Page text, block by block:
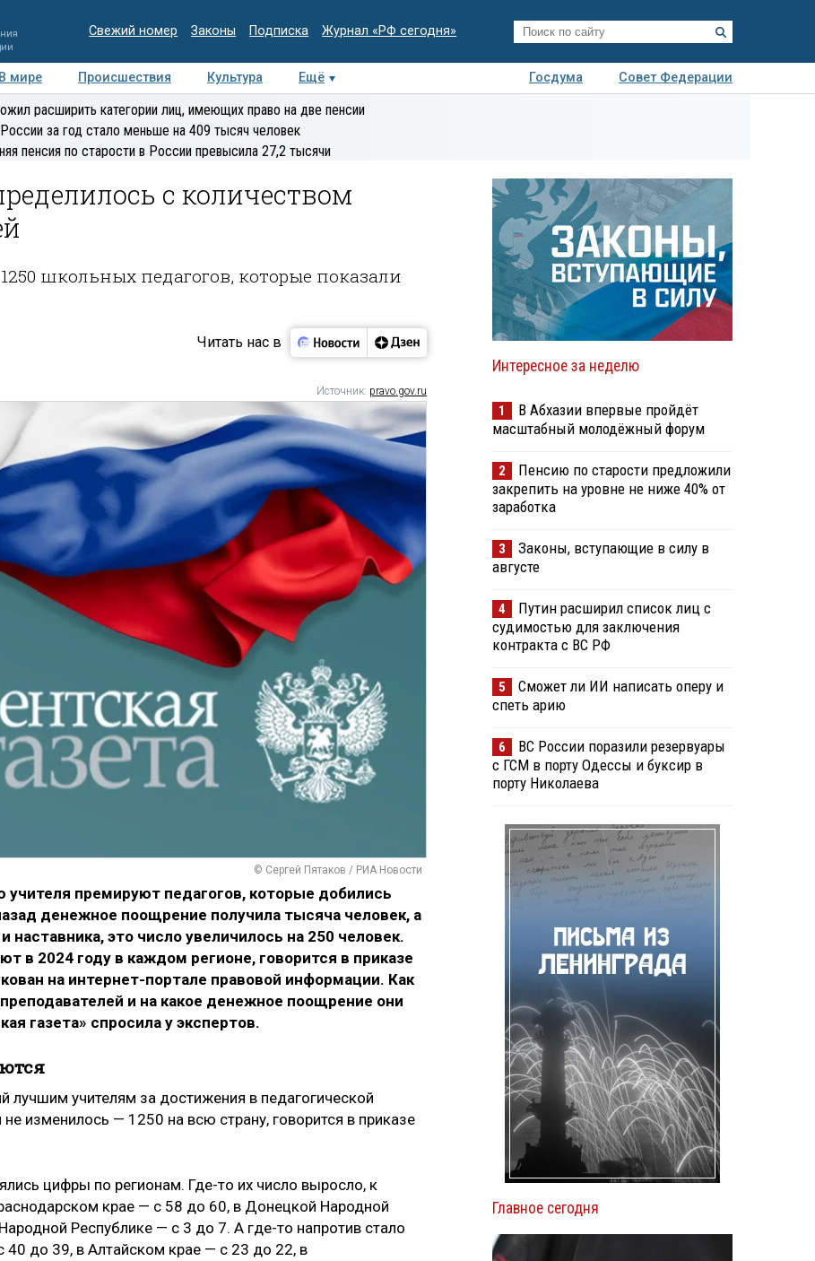
Свежий номер Законы Подписка Журнал «РФ сегодня»
В мире Происшествия Культура Ещё Госдума
Совет Федерации
Медиацентр Интервью Колумнисты
Деловая
расширить категории лиц, имеющих право на две пенсии
за год стало меньше на 409 тысяч человек
пенсия по старости в России превысила 27,2 тысячи
с количеством
школьных педагогов, которые показали
Читать нас в
Источник: pravo.gov.ru
© Сергей Пятаков / РИА Новости
премируют педагогов, которые добились
денежное поощрение получила тысяча человек, а
наставника, это число увеличилось на 250 человек.
в 2024 году в каждом регионе, говорится в приказе
на интернет-портале правовой информации. Как
и на какое денежное поощрение они
газета» спросила у экспертов.
лучшим учителям за достижения в педагогической
изменилось — 1250 на всю страну, говорится в приказе
цифры по регионам. Где-то их число выросло, к
крае — с 58 до 60, в Донецкой Народной
Республике — с 3 до 7. А где-то напротив стало
до 39, в Алтайском крае — с 23 до 22, в
Интересное за неделю
1
В Абхазии впервые пройдёт
масштабный молодёжный форум
2
Пенсию по старости предложили
закрепить на уровне не ниже 40% от
заработка
3
Законы, вступающие в силу в
августе
4
Путин расширил список лиц с
судимостью для заключения
контракта с ВС РФ
5
Сможет ли ИИ написать оперу и
спеть арию
6
ВС России поразили резервуары
с ГСМ в порту Одессы и буксир в
порту Николаева
Главное сегодня